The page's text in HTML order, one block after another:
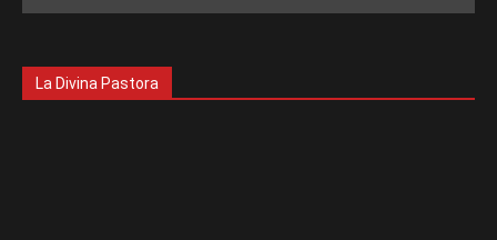
La Divina Pastora